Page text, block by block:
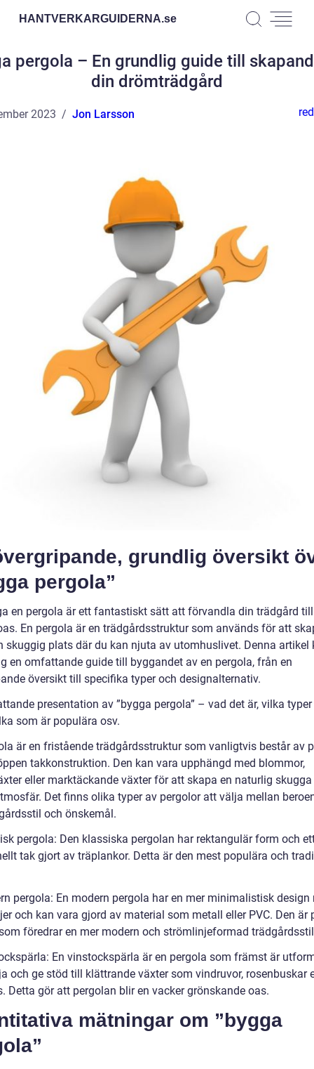
HANTVERKARGUIDERNA.se
pergola – En grundlig guide till
din drömträdgård
2023 Jon Larsson
grundlig översikt
pergola”
en pergola är ett fantastiskt sätt att förvandla din trädgård
En pergola är en trädgårdsstruktur som används för att
skuggig plats där du kan njuta av utomhuslivet. Denna artikel
en omfattande guide till byggandet av en pergola, från en
översikt till specifika typer och designalternativ.
presentation av ”bygga pergola” – vad det är, vilka
som är populära osv.
är en fristående trädgårdsstruktur som vanligtvis består av
takkonstruktion. Den kan vara upphängd med blommor,
eller marktäckande växter för att skapa en naturlig skugga
Det finns olika typer av pergolor att välja mellan
och önskemål.
pergola: Den klassiska pergolan har rektangulär form och
tak gjort av träplankor. Detta är den mest populära och
pergola: En modern pergola har en mer minimalistisk design
och kan vara gjord av material som metall eller PVC. Den är
föredrar en mer modern och strömlinjeformad
En vinstockspärla är en pergola som främst är
och ge stöd till klättrande växter som vindruvor, rosenbuskar
Detta gör att pergolan blir en vacker grönskande oas.
mätningar om ”bygga